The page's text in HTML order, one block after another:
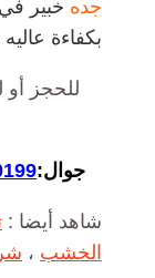
جده خبير في
بكفاءة عاليه
للحجز أو
جوال:
شاهد أيضا :
الخشب ،